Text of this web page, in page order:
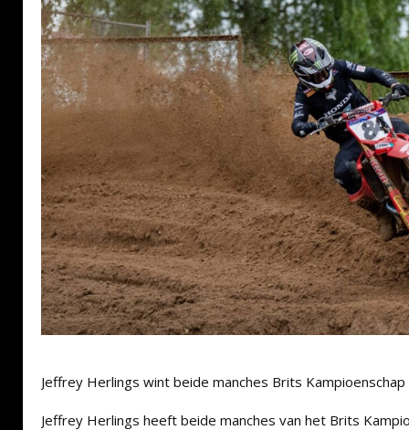
Jeffrey Herlings wint beide manches Brits
Jeffrey Herlings heeft beide manches van het Brits